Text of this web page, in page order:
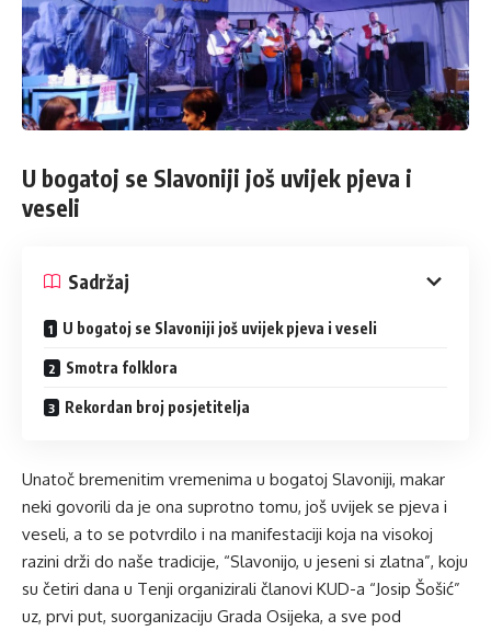
U bogatoj se Slavoniji još uvijek pjeva i
veseli
Sadržaj
U bogatoj se Slavoniji još uvijek pjeva i veseli
Smotra folklora
Rekordan broj posjetitelja
Unatoč bremenitim vremenima u bogatoj Slavoniji, makar
neki govorili da je ona suprotno tomu, još uvijek se pjeva i
veseli, a to se potvrdilo i na manifestaciji koja na visokoj
razini drži do naše tradicije, “Slavonijo, u jeseni si zlatna”, koju
su četiri dana u Tenji organizirali članovi KUD-a “Josip Šošić”
uz, prvi put, suorganizaciju Grada Osijeka, a sve pod